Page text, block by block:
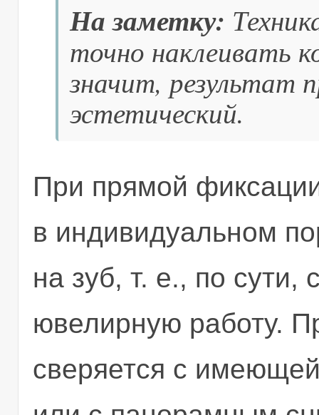
На заметку:
точно наклеивать
значит, результат
эстетический.
При прямой
в индивидуальном
на зуб, т. е., по сути,
ювелирную работу.
сверяется с